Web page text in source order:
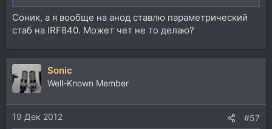
Соник, а я вообще на анод ставлю параметрический
стаб на IRF840. Может чет не то делаю?
Sonic
Well-Known Member
19 Дек 2012 #57